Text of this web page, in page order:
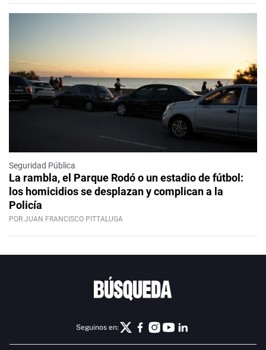
Seguridad Pública
La rambla, el Parque Rodó o un estadio de fútbol:
los homicidios se desplazan y complican a la
Policía
POR JUAN FRANCISCO PITTALUGA
Seguinos en: